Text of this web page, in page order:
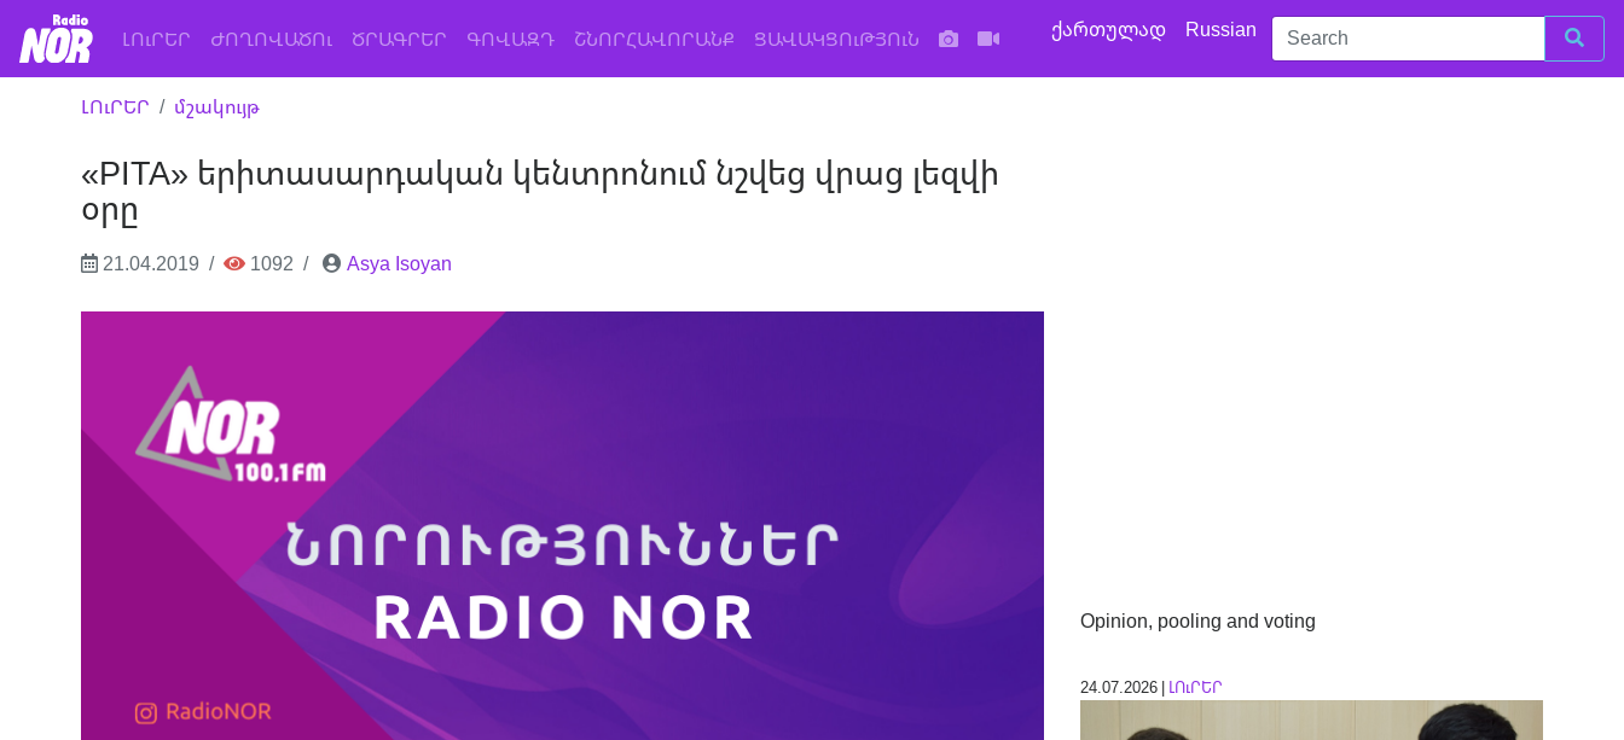
ԼՈւՐԵՐ (current)
ԺՈՂՈՎԱԾՈւ ԾՐԱԳՐԵՐ ԳՈՎԱԶԴ ՇՆՈՐՀԱՎՈՐԱՆՔ ՑԱՎԱԿՑՈւԹՅՈւՆ ქართულად Russian
ԼՈւՐԵՐ մշակույթ
«PITA» երիտասարդական կենտրոնում նշվեց վրաց լեզվի
օրը
21.04.2019 1092 Asya Isoyan
Opinion, pooling and voting
24.07.2026 | ԼՈւՐԵՐ